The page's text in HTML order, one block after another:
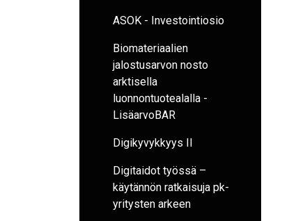
ASOK - Investointiosio
Biomateriaalien
jalostusarvon nosto
arktisella
luonnontuotealalla -
LisäarvoBAR
Digikyvykkyys II
Digitaidot työssä –
käytännön ratkaisuja pk-
yritysten arkeen